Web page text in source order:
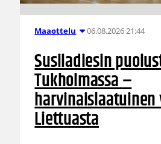
Maaottelu 06.08.2026 21:44
Susiladiesin
Tukholmassa –
Liettuasta